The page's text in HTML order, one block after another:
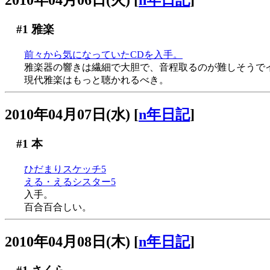
#1 雅楽
前々から気になっていたCDを入手。
雅楽器の響きは繊細で大胆で、音程取るのが難しそうで
現代雅楽はもっと聴かれるべき。
2010年04月07日(水) [n年日記]
#1 本
ひだまりスケッチ5
える・えるシスター5
入手。
百合百合しい。
2010年04月08日(木) [n年日記]